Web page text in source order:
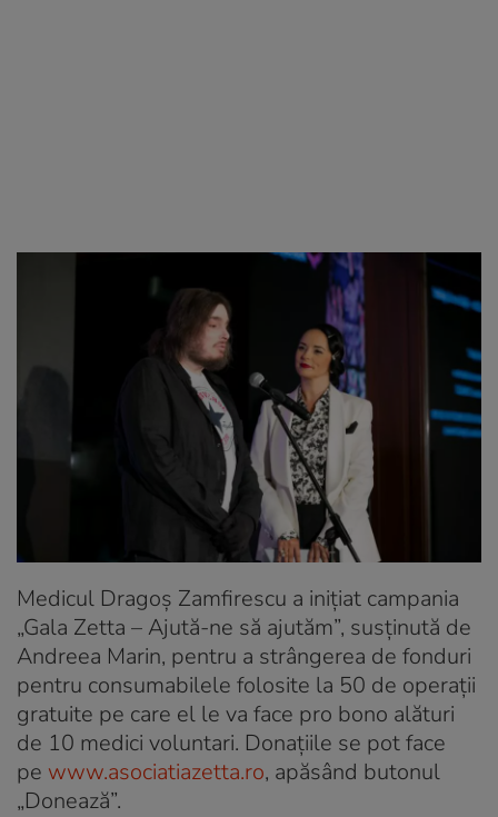
Medicul Dragoș Zamfirescu a inițiat campania
„Gala Zetta – Ajută-ne să ajutăm”, susținută de
Andreea Marin, pentru a strângerea de fonduri
pentru consumabilele folosite la 50 de operații
gratuite pe care el le va face pro bono alături
de 10 medici voluntari. Donațiile se pot face
pe www.asociatiazetta.ro, apăsând butonul
„Donează”.